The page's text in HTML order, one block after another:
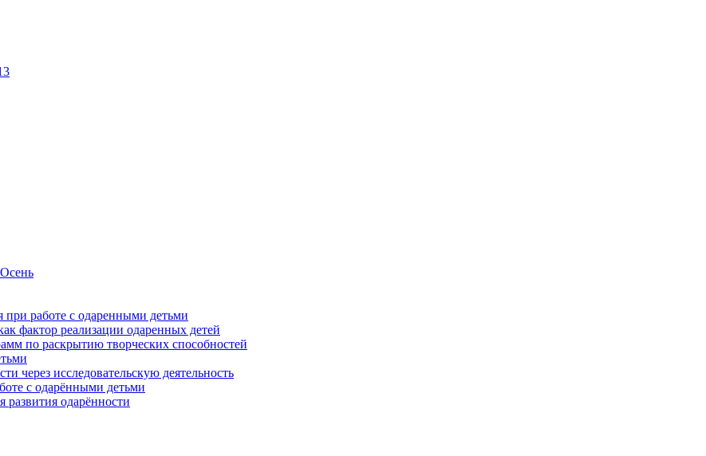
работе с одаренными детьми
фактор реализации одаренных детей
по раскрытию творческих способностей
через исследовательскую деятельность
с одарёнными детьми
развития одарённости